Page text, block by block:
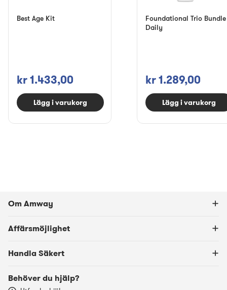
Best Age Kit
kr 1.433,00
Lägg i varukorg
Foundational Trio Bundle
Daily
kr 1.289,00
Lägg i varukorg
Om Amway
Affärsmöjlighet
Handla Säkert
Behöver du hjälp?